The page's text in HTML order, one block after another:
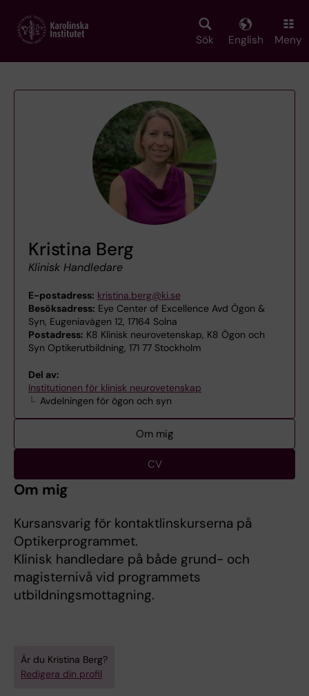
main
Sök English Meny
Kristina Berg
Klinisk Handledare
E-postadress: kristina.berg@ki.se
Besöksadress: Eye Center of Excellence Avd Ögon &
Syn, Eugeniavägen 12, 17164 Solna
Postadress: K8 Klinisk neurovetenskap, K8 Ögon och
Syn Optikerutbildning, 171 77 Stockholm
Del av:
Institutionen för klinisk neurovetenskap
Avdelningen för ögon och syn
Om mig
CV
Om mig
Kursansvarig för kontaktlinskurserna på
Optikerprogrammet.
Klinisk handledare på både grund- och
magisternivå vid programmets
utbildningsmottagning.
Är du Kristina Berg?
Redigera din profil